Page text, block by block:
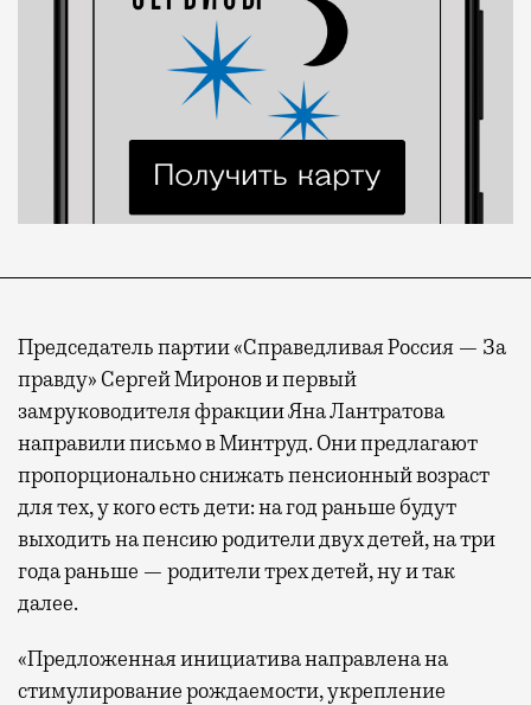
Председатель партии «Справедливая Россия — За
правду» Сергей Миронов и первый
замруководителя фракции Яна Лантратова
направили письмо в Минтруд. Они предлагают
пропорционально снижать пенсионный возраст
для тех, у кого есть дети: на год раньше будут
выходить на пенсию родители двух детей, на три
года раньше — родители трех детей, ну и так
далее.
«Предложенная инициатива направлена на
стимулирование рождаемости, укрепление